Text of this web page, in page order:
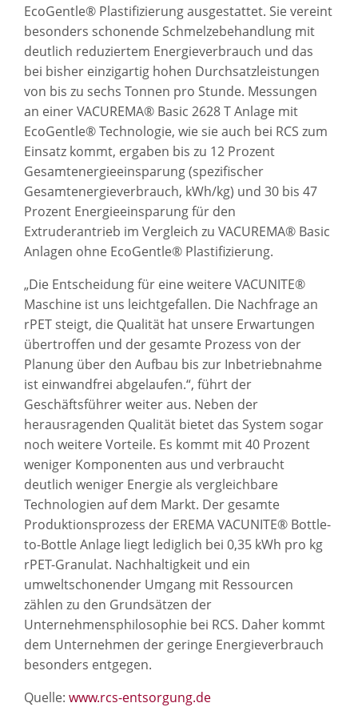
EcoGentle® Plastifizierung ausgestattet. Sie vereint
besonders schonende Schmelzebehandlung mit
deutlich reduziertem Energieverbrauch und das
bei bisher einzigartig hohen Durchsatzleistungen
von bis zu sechs Tonnen pro Stunde. Messungen
an einer VACUREMA® Basic 2628 T Anlage mit
EcoGentle® Technologie, wie sie auch bei RCS zum
Einsatz kommt, ergaben bis zu 12 Prozent
Gesamtenergieeinsparung (spezifischer
Gesamtenergieverbrauch, kWh/kg) und 30 bis 47
Prozent Energieeinsparung für den
Extruderantrieb im Vergleich zu VACUREMA® Basic
Anlagen ohne EcoGentle® Plastifizierung.
„Die Entscheidung für eine weitere VACUNITE®
Maschine ist uns leichtgefallen. Die Nachfrage an
rPET steigt, die Qualität hat unsere Erwartungen
übertroffen und der gesamte Prozess von der
Planung über den Aufbau bis zur Inbetriebnahme
ist einwandfrei abgelaufen.“, führt der
Geschäftsführer weiter aus. Neben der
herausragenden Qualität bietet das System sogar
noch weitere Vorteile. Es kommt mit 40 Prozent
weniger Komponenten aus und verbraucht
deutlich weniger Energie als vergleichbare
Technologien auf dem Markt. Der gesamte
Produktionsprozess der EREMA VACUNITE® Bottle-
to-Bottle Anlage liegt lediglich bei 0,35 kWh pro kg
rPET-Granulat. Nachhaltigkeit und ein
umweltschonender Umgang mit Ressourcen
zählen zu den Grundsätzen der
Unternehmensphilosophie bei RCS. Daher kommt
dem Unternehmen der geringe Energieverbrauch
besonders entgegen.
Quelle: www.rcs-entsorgung.de